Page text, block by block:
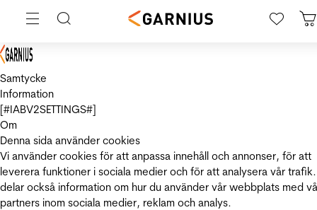
Samtycke
Information
[#IABV2SETTINGS#]
Om
Denna sida använder cookies
Vi använder cookies för att anpassa innehåll och annonser, för att
leverera funktioner i sociala medier och för att analysera vår
delar också information om hur du använder vår webbplats med
partners inom sociala medier, reklam och analys.